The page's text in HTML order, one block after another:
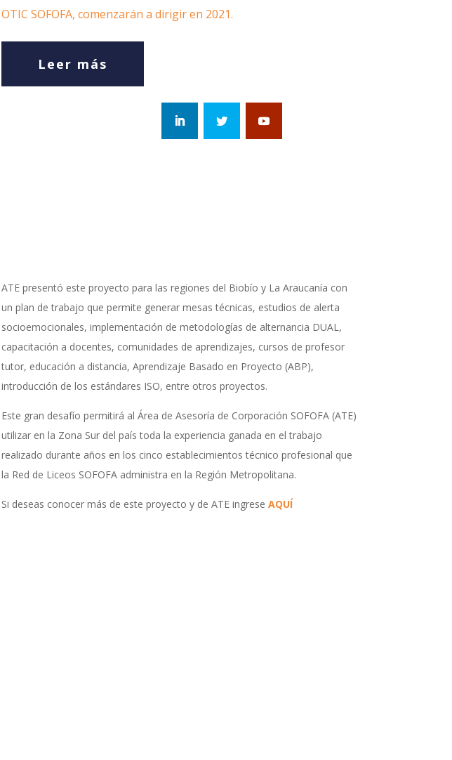
OTIC SOFOFA, comenzarán a dirigir en 2021.
Leer más
ATE presentó este proyecto para las regiones del Biobío y La Araucanía con
un plan de trabajo que permite generar mesas técnicas, estudios de alerta
socioemocionales, implementación de metodologías de alternancia DUAL,
capacitación a docentes, comunidades de aprendizajes, cursos de profesor
tutor, educación a distancia, Aprendizaje Basado en Proyecto (ABP),
introducción de los estándares ISO, entre otros proyectos.
Este gran desafío permitirá al Área de Asesoría de Corporación SOFOFA (ATE)
utilizar en la Zona Sur del país toda la experiencia ganada en el trabajo
realizado durante años en los cinco establecimientos técnico profesional que
la Red de Liceos SOFOFA administra en la Región Metropolitana.
Si deseas conocer más de este proyecto y de ATE ingrese AQUÍ